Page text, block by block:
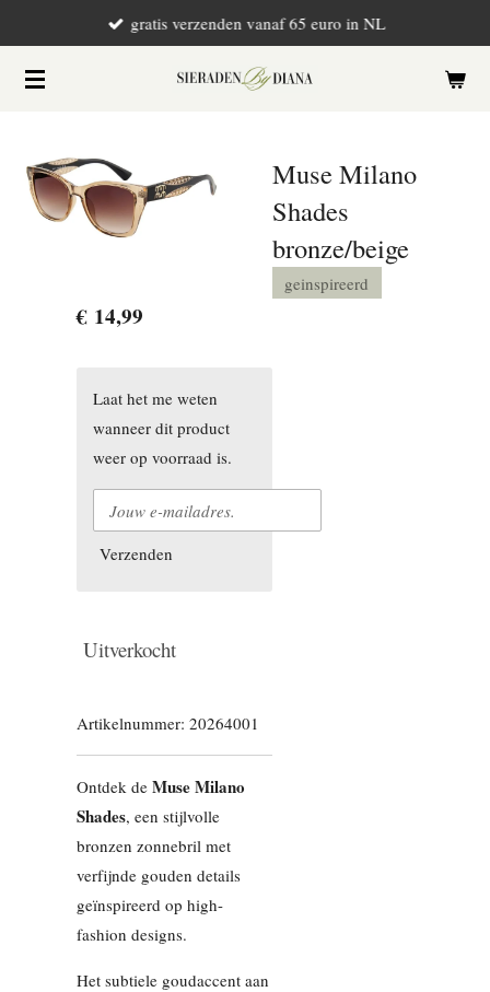
naar
gratis verzenden vanaf 65 euro in NL
Muse Milano
Shades
bronze/beige
geinspireerd
€ 14,99
Laat het me weten
wanneer dit product
weer op voorraad is.
Verzenden
Uitverkocht
Artikelnummer: 20264001
Ontdek de Muse Milano
Shades, een stijlvolle
bronzen zonnebril met
verfijnde gouden details
geïnspireerd op high-
fashion designs.
Het subtiele goudaccent aan